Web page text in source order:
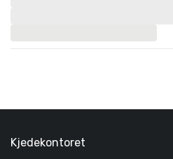
Kjedekontoret